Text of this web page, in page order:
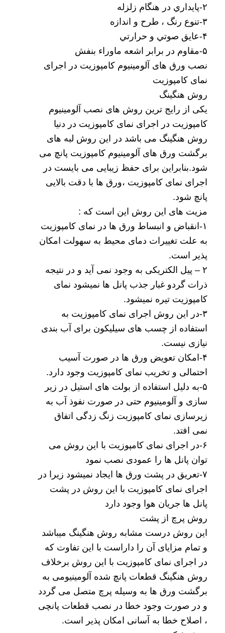
۲-پايداري در هنگام زلزله
۳-تنوع رنگ ، طرح و اندازه
۴-عايق صوتي و حرارتي
۵-مقاوم در برابر اشعه ماوراء بنفش
نصب ورق های آلومینیوم کامپوزیت در اجرای
نمای کامپوزیت
روش هنگینگ
یکی از رایج ترین روش های نصب آلومینیوم
کامپوزیت در اجرای نمای کامپوزیت در دنیا
روش هنگینگ می باشد در این روش لبه های
برگشت ورق های آلومینیوم کامپوزیت پانچ می
شود.بنابراین برای حفظ زیبایی می بایست در
اجرای نمای کامپوزیت ،ورق ها با دقت بالایی
پانچ شود.
مزیت های این روش این است که :
۱-انقباض و انبساط ورق ها در نمای کامپوزیت
به علت تغییرات دمای محیط به سهولت امکان
پذیر است.
۲ – پیل الکتریکی به وجود نمی آید و در نتیجه
ذرات گردو غبار جذب پانل ها نمیشود نمای
کامپوزیت تیره نمیشود.
۳-در این روش
اجرای نمای کامپوزیت به
استفاده از چسب های سیلیکون برای آب بندی
نیازی نیست.
۴-امکان تعویض ورق ها در صورت آسیب
احتمالی و تخریب نمای کامپوزیت وجود دارد.
۵-به دلیل استفاده از بولت های استیل در زیر
سازی و آلومینیوم حتی در صورت نفوذ آب به
زیرسازی نمای کامپوزیت زنگ زدگی اتفاق
نمی افتد.
۶-در اجرای نمای کامپوزیت با این روش می
توان پانل ها را عمودی نصب نمود
۷-تعریق در پشت ورق ها ایجاد نمیشود زیرا در
اجرای نمای کامپوزیت با این روش در پشت
پانل ها جریان هوا وجود دارد
روش پرچ از پشت
این روش درست مشابه روش هنگینگ میباشد
و تمام مزایای آن را داراست با این تفاوت که
در اجرای نمای کامپوزیت با این روش برخلاف
روش هنگینگ قطعات پانچ شده آلومینیومی به
برگشت ورق ها به وسیله پرچ متصل می گردد
و در صورت وجود خطا در نصب قطعات پانچی
، اصلاح خطا به آسانی امکان پذیر است.